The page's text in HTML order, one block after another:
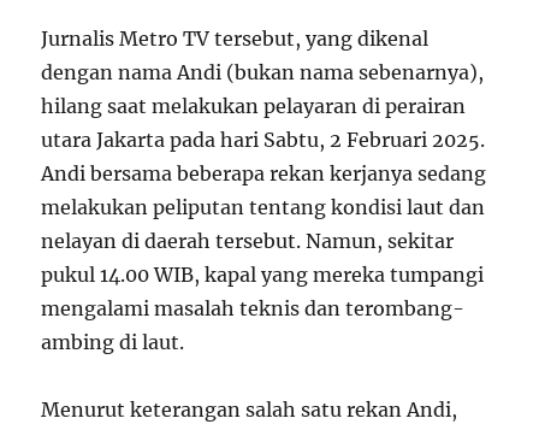
Jurnalis Metro TV tersebut, yang dikenal
dengan nama Andi (bukan nama sebenarnya),
hilang saat melakukan pelayaran di perairan
utara Jakarta pada hari Sabtu, 2 Februari 2025.
Andi bersama beberapa rekan kerjanya sedang
melakukan peliputan tentang kondisi laut dan
nelayan di daerah tersebut. Namun, sekitar
pukul 14.00 WIB, kapal yang mereka tumpangi
mengalami masalah teknis dan terombang-
ambing di laut.
Menurut keterangan salah satu rekan Andi,